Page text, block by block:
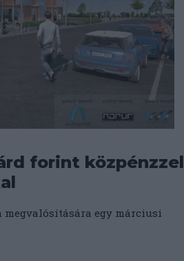
forint közpénzzel
egy márciusi